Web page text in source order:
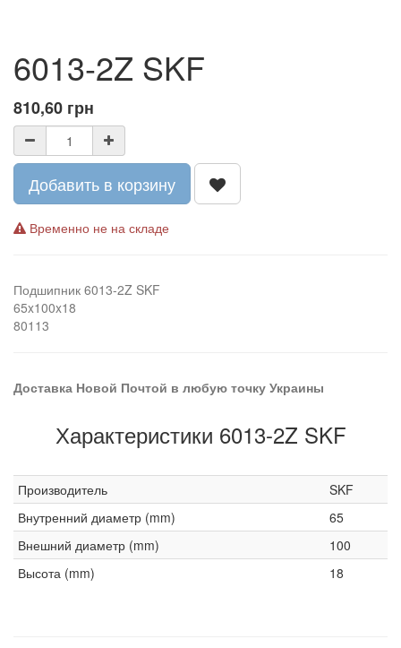
6013-2Z SKF
810,60 грн
Добавить в корзину
Временно не на складе
Подшипник 6013-2Z SKF
65x100x18
80113
Доставка Новой Почтой в любую точку Украины
Характеристики 6013-2Z SKF
Производитель
SKF
Внутренний диаметр (mm)
65
Внешний диаметр (mm)
100
Высота (mm)
18